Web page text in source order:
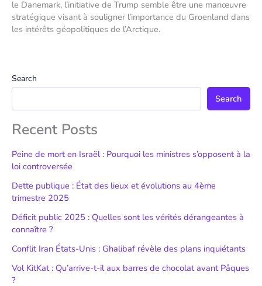
le Danemark, l’initiative de Trump semble être une manœuvre
stratégique visant à souligner l’importance du Groenland dans
les intérêts géopolitiques de l’Arctique.
Search
Search
Recent Posts
Peine de mort en Israël : Pourquoi les ministres s’opposent à la
loi controversée
Dette publique : État des lieux et évolutions au 4ème
trimestre 2025
Déficit public 2025 : Quelles sont les vérités dérangeantes à
connaître ?
Conflit Iran États-Unis : Ghalibaf révèle des plans inquiétants
Vol KitKat : Qu’arrive-t-il aux barres de chocolat avant Pâques
?